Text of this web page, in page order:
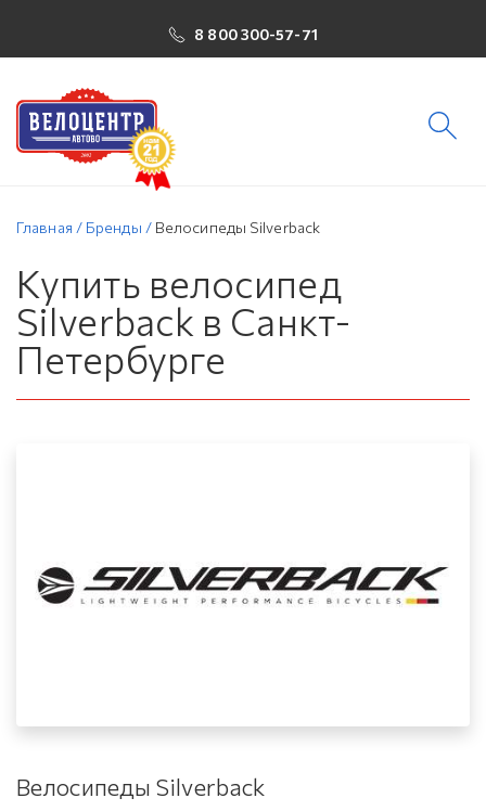
8 800 300-57-71
Главная / Бренды / Велосипеды Silverback
Купить велосипед
Silverback в Санкт-
Петербурге
Велосипеды Silverback